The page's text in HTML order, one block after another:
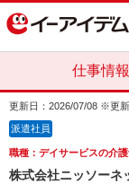
仕事情報
更新日：2026/07/08 ※更
派遣社員
職種：デイサービスの介護
株式会社ニッソーネ